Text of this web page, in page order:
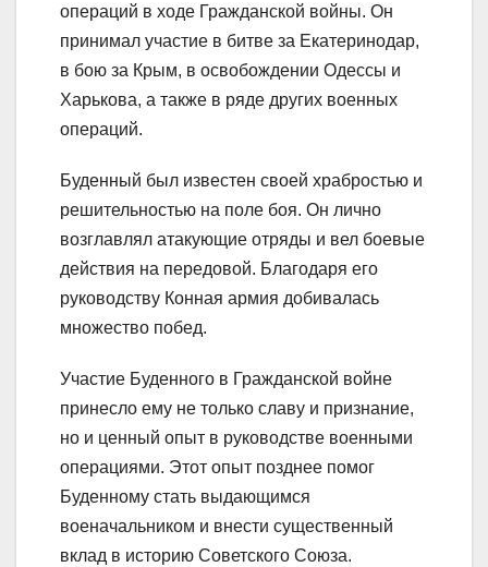
операций в ходе Гражданской войны. Он
принимал участие в битве за Екатеринодар,
в бою за Крым, в освобождении Одессы и
Харькова, а также в ряде других военных
операций.
Буденный был известен своей храбростью и
решительностью на поле боя. Он лично
возглавлял атакующие отряды и вел боевые
действия на передовой. Благодаря его
руководству Конная армия добивалась
множество побед.
Участие Буденного в Гражданской войне
принесло ему не только славу и признание,
но и ценный опыт в руководстве военными
операциями. Этот опыт позднее помог
Буденному стать выдающимся
военачальником и внести существенный
вклад в историю Советского Союза.